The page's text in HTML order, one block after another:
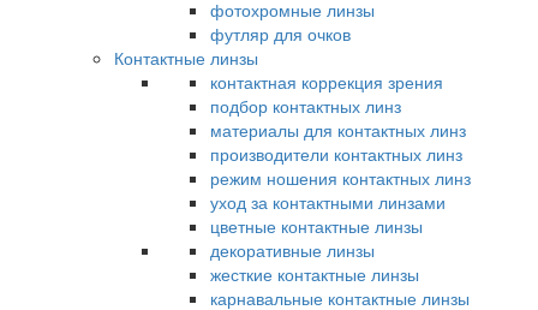
фотохромные линзы
футляр для очков
Контактные линзы
контактная коррекция зрения
подбор контактных линз
материалы для контактных линз
производители контактных линз
режим ношения контактных линз
уход за контактными линзами
цветные контактные линзы
декоративные линзы
жесткие контактные линзы
карнавальные контактные линзы